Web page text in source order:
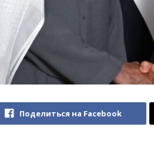
Поделиться на Facebook